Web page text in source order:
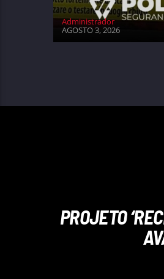
Administrador
AGOSTO 3, 2026
PROJETO